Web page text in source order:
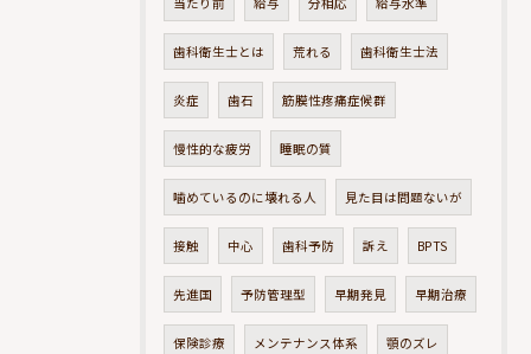
歯科衛生士とは 荒れる 歯科衛生士法
炎症 歯石 筋膜性疼痛症候群
慢性的な疲労 睡眠の質
噛めているのに壊れる人 見た目は問題ないが
接触 中心 歯科予防 訴え BPTS
先進国 予防管理型 早期発見 早期治療
保険診療 メンテナンス体系 顎のズレ